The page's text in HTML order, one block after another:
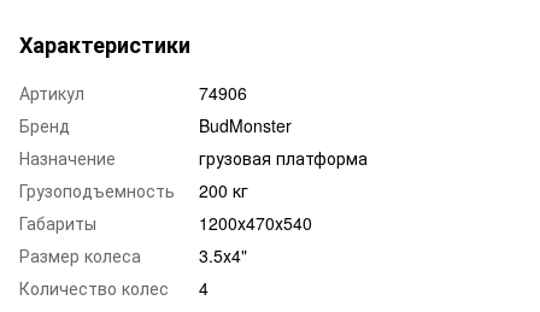
Характеристики
Артикул
74906
Бренд
BudMonster
Назначение
грузовая платформа
Грузоподъемность
200 кг
Габариты
1200х470х540
Размер колеса
3.5х4"
Количество колес
4